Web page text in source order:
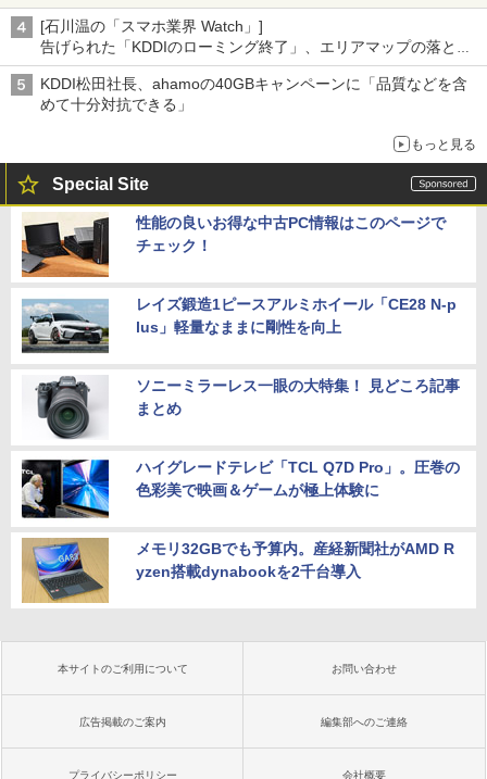
[石川温の「スマホ業界 Watch」]
告げられた「KDDIのローミング終了」、エリアマップの落とし
穴と楽天モバイルの課題
KDDI松田社長、ahamoの40GBキャンペーンに「品質などを含
めて十分対抗できる」
もっと見る
Special Site
性能の良いお得な中古PC情報はこのページで
チェック！
レイズ鍛造1ピースアルミホイール「CE28 N-p
lus」軽量なままに剛性を向上
ソニーミラーレス一眼の大特集！ 見どころ記事
まとめ
ハイグレードテレビ「TCL Q7D Pro」。圧巻の
色彩美で映画＆ゲームが極上体験に
メモリ32GBでも予算内。産経新聞社がAMD R
yzen搭載dynabookを2千台導入
本サイトのご利用について お問い合わせ
広告掲載のご案内 編集部へのご連絡
プライバシーポリシー 会社概要